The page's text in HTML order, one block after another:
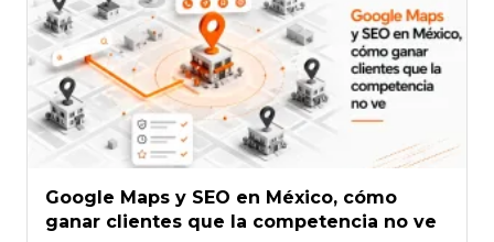
Google Maps y SEO en México, cómo
ganar clientes que la competencia no ve